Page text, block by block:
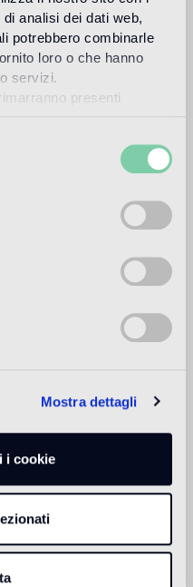
analisi dei dati web,
potrebbero combinarle
loro o che hanno
servizi.
presenti
Mostra dettagli
i cookie